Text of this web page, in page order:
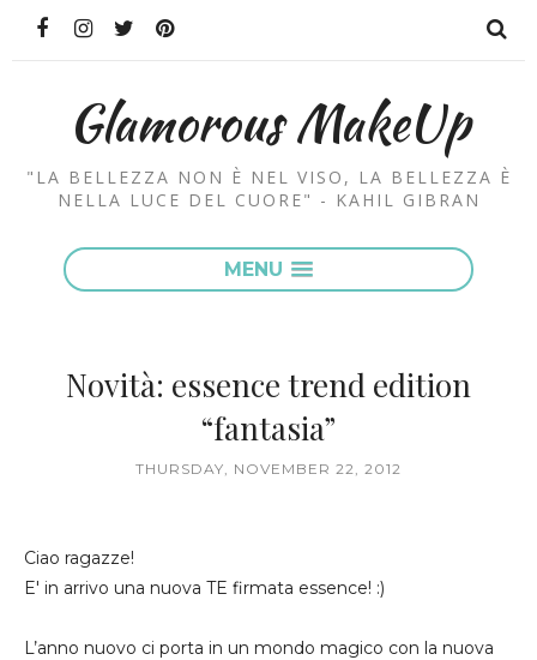
Glamorous MakeUp
"LA BELLEZZA NON È NEL VISO, LA BELLEZZA È
NELLA LUCE DEL CUORE" - KAHIL GIBRAN
MENU
Novità: essence trend edition
“fantasia”
THURSDAY, NOVEMBER 22, 2012
Ciao ragazze!
E' in arrivo una nuova TE firmata essence! :)
L’anno nuovo ci porta in un mondo magico con la nuova